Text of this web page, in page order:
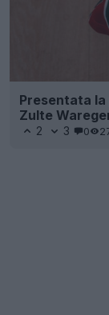
Presentata la
Zulte
2 3 0